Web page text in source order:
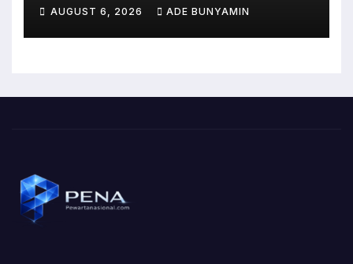
Bagi Masyarakat Tidak
Mampu
AUGUST 6, 2026 ADE BUNYAMIN